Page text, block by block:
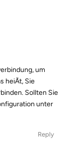
um
heiÃt, Sie
Sollten Sie
unter
Reply